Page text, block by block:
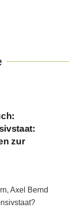
zur
Axel Bernd